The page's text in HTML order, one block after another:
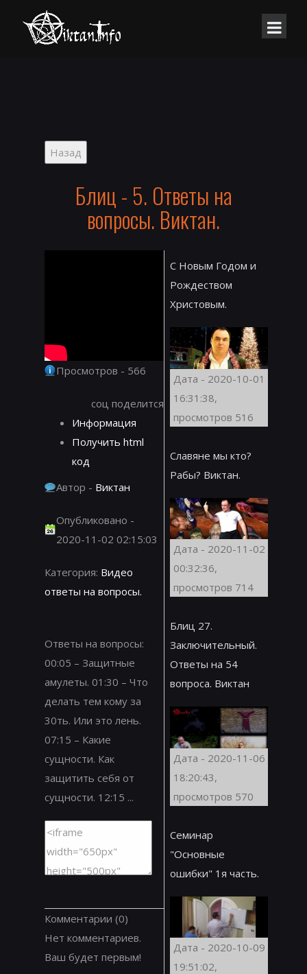
Блиц - 5. Ответы на
вопросы. Виктан.
Просмотров - 566
соц поделится
Информация
Получить html
код
Автор - Виктан
Опубликовано -
2020-11-02 02:15:03
Категория: Видео
ответы на вопросы.
Ответы на вопросы:
00:05 – Защитные
амулеты. 01:30 – Что
делать тем кому за
30ть. Или это лень.
07:15 – Какие
сущности. Как
защитить себя от
сущности. 12:15 ...
Комментарии (0)
Нет комментариев.
Ваш будет первым!
С Новым Годом и
Рождеством
Христовым.
Дата - 2020-10-01
16:31:38,
просмотров 516
Славяне мы кто?
Рабы? Виктан.
Дата - 2020-11-02
00:32:36,
просмотров 714
Блиц 27.
Заключительный.
Ответы на 54
вопроса. Виктан
Дата - 2020-11-06
18:20:43,
просмотров 570
Семинар
"Основные
ошибки" 1я часть.
Дата - 2020-10-09
19:51:02,